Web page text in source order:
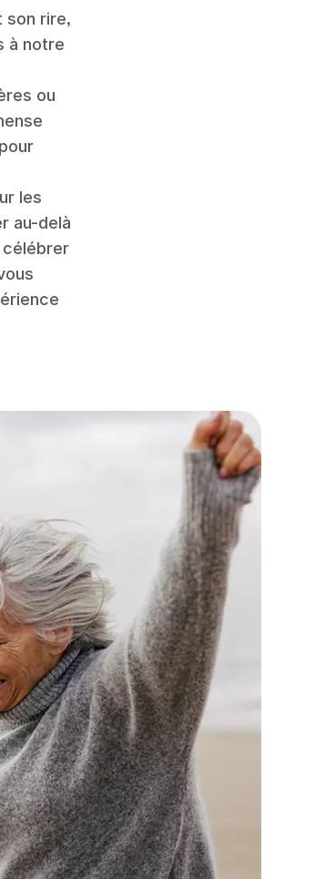
son rire,
à notre
ou
les
au-delà
célébrer